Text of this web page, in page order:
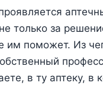
только за
им поможет. Из
в ту аптеку, в